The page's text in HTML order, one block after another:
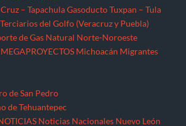
Istmo de Tehuantepec
de Bravo (Yucatán)
Baja California Norte
Múltiples Xalapa
(PIM)
(SLP)
(Sonora)
Pedro (Guerrero)